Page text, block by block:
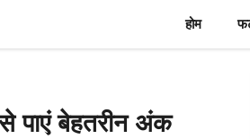
होम
से पाएं बेहतरीन अंक